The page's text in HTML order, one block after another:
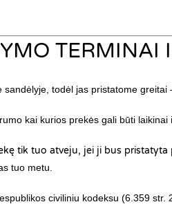
TERMINAI
sandėlyje, todėl jas pristatome greitai
kai kurios prekės gali būti
tik tuo atveju, jei ji bus
tuo metu.
civiliniu kodeksu (6.359